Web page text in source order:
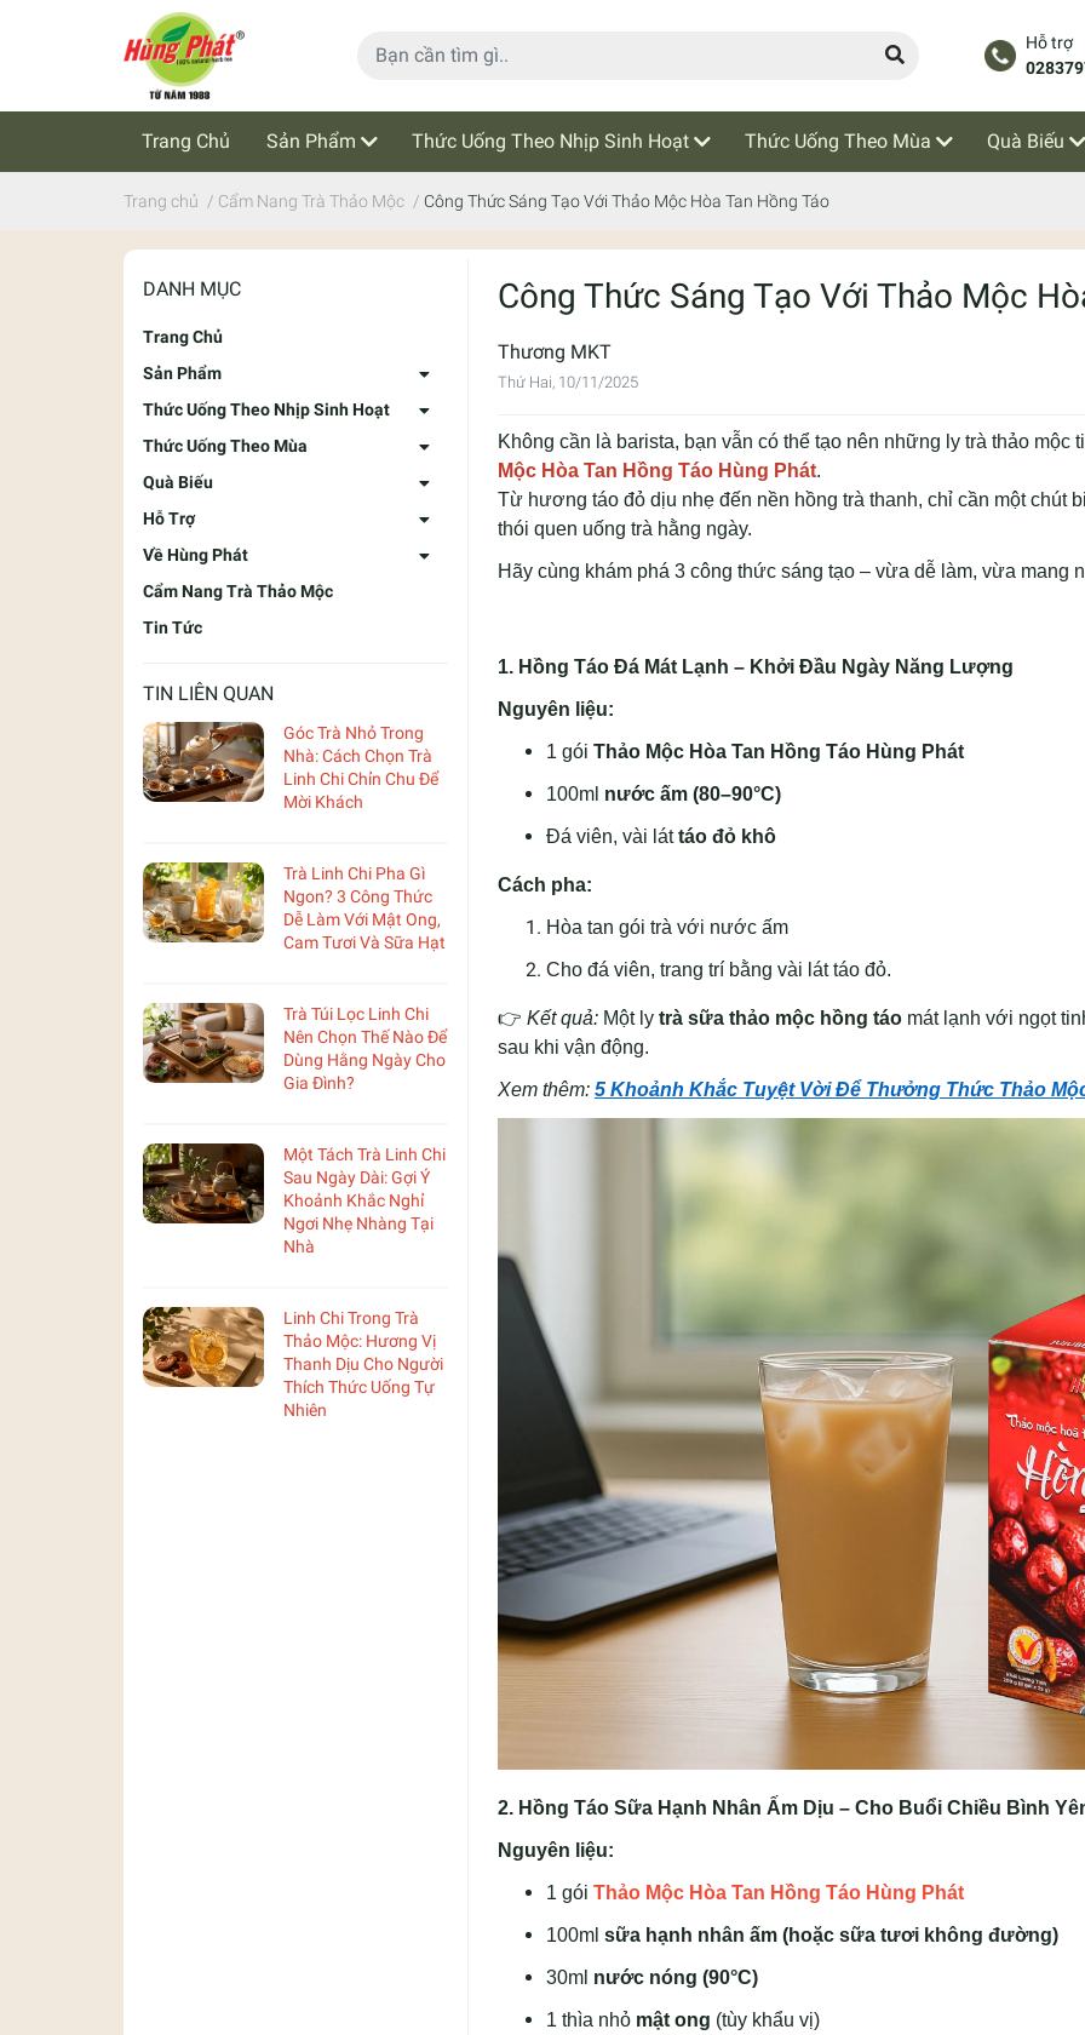
Hỗ trợ
Trang Chủ Sản Phẩm Thức Uống Theo Nhịp Sinh Hoạt Thức Uống Theo Mùa Quà Biếu
Cẩm Nang Trà Thảo Mộc Tin Tức
Trang chủ / Cẩm Nang Trà Thảo Mộc / Công Thức Sáng Tạo Với Thảo Mộc Hòa Tan Hồng Táo
DANH MỤC
Trang Chủ
Sản Phẩm
Thức Uống Theo Nhịp Sinh Hoạt
Thức Uống Theo Mùa
Quà Biếu
Hỗ Trợ
Về Hùng Phát
Cẩm Nang Trà Thảo Mộc
Tin Tức
TIN LIÊN QUAN
Góc Trà Nhỏ Trong
Nhà: Cách Chọn Trà
Linh Chi Chỉn Chu Để
Mời Khách
Trà Linh Chi Pha Gì
Ngon? 3 Công Thức
Dễ Làm Với Mật Ong,
Cam Tươi Và Sữa Hạt
Trà Túi Lọc Linh Chi
Nên Chọn Thế Nào Để
Dùng Hằng Ngày Cho
Gia Đình?
Một Tách Trà Linh Chi
Sau Ngày Dài: Gợi Ý
Khoảnh Khắc Nghỉ
Ngơi Nhẹ Nhàng Tại
Nhà
Linh Chi Trong Trà
Thảo Mộc: Hương Vị
Thanh Dịu Cho Người
Thích Thức Uống Tự
Nhiên
Công Thức Sáng Tạo Với Thảo Mộc
Thương MKT
Thứ Hai, 10/11/2025
Không cần là barista, bạn vẫn có thể tạo nên những ly trà thảo
Mộc Hòa Tan Hồng Táo Hùng Phát.
Từ hương táo đỏ dịu nhẹ đến nền hồng trà thanh, chỉ cần một chút
thói quen uống trà hằng ngày.
Hãy cùng khám phá 3 công thức sáng tạo – vừa dễ làm, vừa mang
1. Hồng Táo Đá Mát Lạnh – Khởi Đầu Ngày Năng Lượng
Nguyên liệu:
1 gói Thảo Mộc Hòa Tan Hồng Táo Hùng Phát
100ml nước ấm (80–90°C)
Đá viên, vài láttáo đỏ khô
Cách pha:
Hòa tan gói trà với nước ấm
Cho đá viên, trang trí bằng vài lát táo đỏ.
👉 Kết quả: Một ly trà sữa thảo mộc hồng táo mát lạnh với ngọt
sau khi vận động.
Xem thêm: 5 Khoảnh Khắc Tuyệt Vời Để Thưởng Thức Thảo
2. Hồng Táo Sữa Hạnh Nhân Ấm Dịu – Cho Buổi Chiều Bình
Nguyên liệu:
1 gói Thảo Mộc Hòa Tan Hồng Táo Hùng Phát
100ml sữa hạnh nhân ấm (hoặc sữa tươi không đường)
30ml nước nóng (90°C)
1 thìa nhỏ mật ong (tùy khẩu vị)